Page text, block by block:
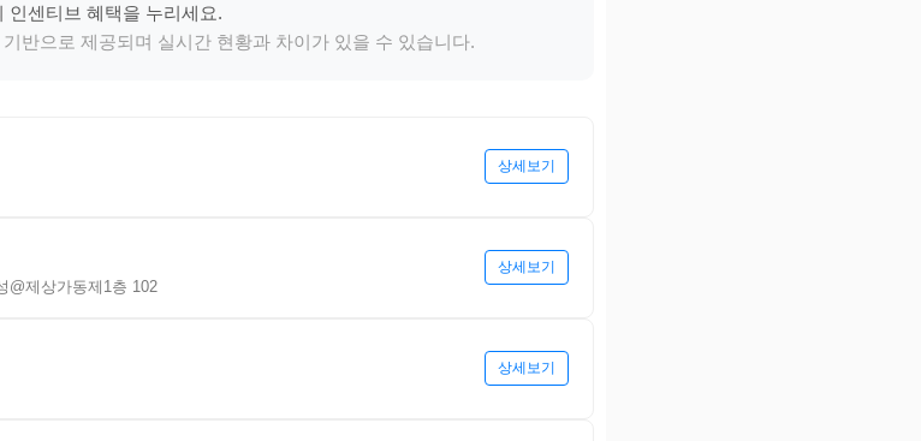
인센티브 혜택을 누리세요.
반으로 제공되며 실시간 현황과 차이가 있을 수 있습니다.
상세보기
@제상가동제1층 102
상세보기
상세보기